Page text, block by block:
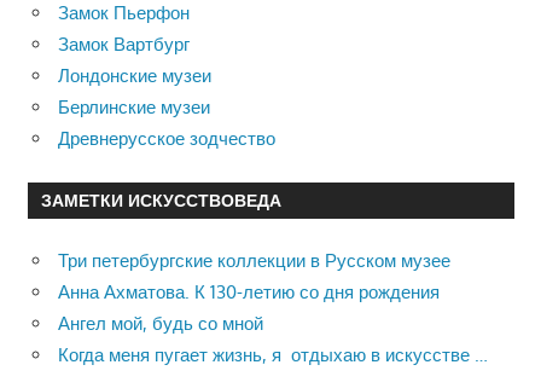
Замок Пьерфон
Замок Вартбург
Лондонские музеи
Берлинские музеи
Древнерусское зодчество
ЗАМЕТКИ ИСКУССТВОВЕДА
Три петербургские коллекции в Русском музее
Анна Ахматова. К 130-летию со дня рождения
Ангел мой, будь со мной
Когда меня пугает жизнь, я отдыхаю в искусстве …